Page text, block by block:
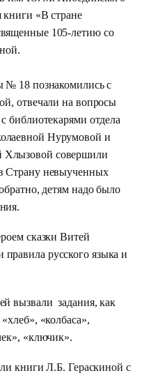
книги «В стране
105-летию со
№ 18 познакомились с
отвечали на вопросы
библиотекарями отдела
Нурумовой и
совершили
Страну невыученных
детям надо было
сказки Витей
русского языка и
вызвали задания, как
«колбаса»,
«ключик».
книги Л.Б. Гераскиной с